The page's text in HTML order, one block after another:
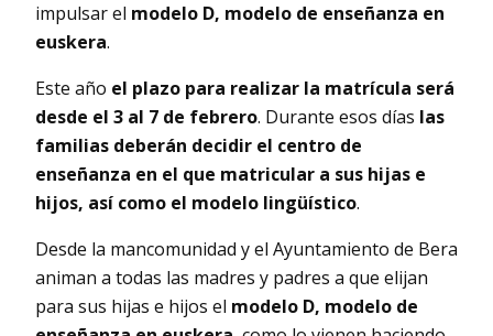
impulsar el modelo D, modelo de enseñanza en
euskera.
Este año el plazo para realizar la matrícula será
desde el 3 al 7 de febrero. Durante esos días las
familias deberán decidir el centro de
enseñanza en el que matricular a sus hijas e
hijos, así como el modelo lingüístico.
Desde la mancomunidad y el Ayuntamiento de Bera
animan a todas las madres y padres a que elijan
para sus hijas e hijos el modelo D, modelo de